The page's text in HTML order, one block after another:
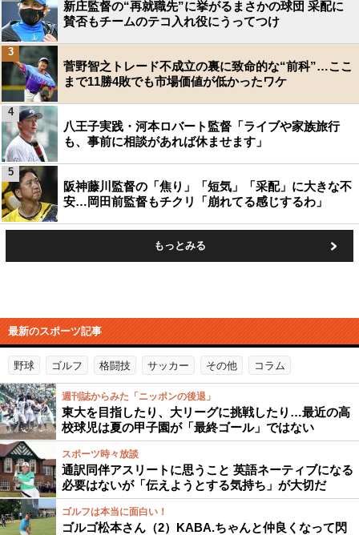
新庄監督の“再就職先”に挙がるまさかの球団 采配に
賛否もチームのテコ入れ役にうってつけ
菅野智之トレード不成立の裏に致命的な“前科”…ここ
まで11勝4敗でも市場価値が低かったワケ
3
八王子実践・河本ロバート監督「ライブや家族旅行
も、事前に相談があれば休ませます」
4
阪神藤川監督の「焦り」「短気」「采配」に大きな不
安…岡田前監督もチクリ「崩れてる感じするわ」
5
もっとみる
最新のスポーツ記事
野球 ゴルフ 格闘技 サッカー その他 コラム
週刊誌からみた「ニッポンの後退」
東大を目指したり、大リーグに挑戦したり…最近の高
校球児は夏の甲子園が「最終ゴール」ではない
スポーツ時々放談
通訳同伴アスリートに思うこと 英語ネーティブになる
必要はないが「伝えようとする気持ち」が大切だ
ゴルフは本当に面白い！
ゴルゴ松本さん（2）KABA.ちゃんと仲良くなって閃